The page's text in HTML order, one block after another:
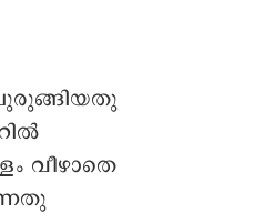
വീഴാതെ